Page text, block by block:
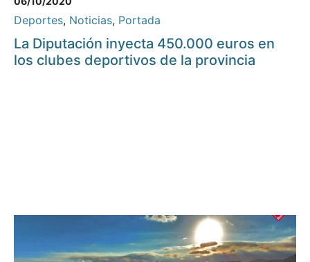
Deportes, Noticias, Portada
La Diputación inyecta 450.000 euros en
los clubes deportivos de la provincia